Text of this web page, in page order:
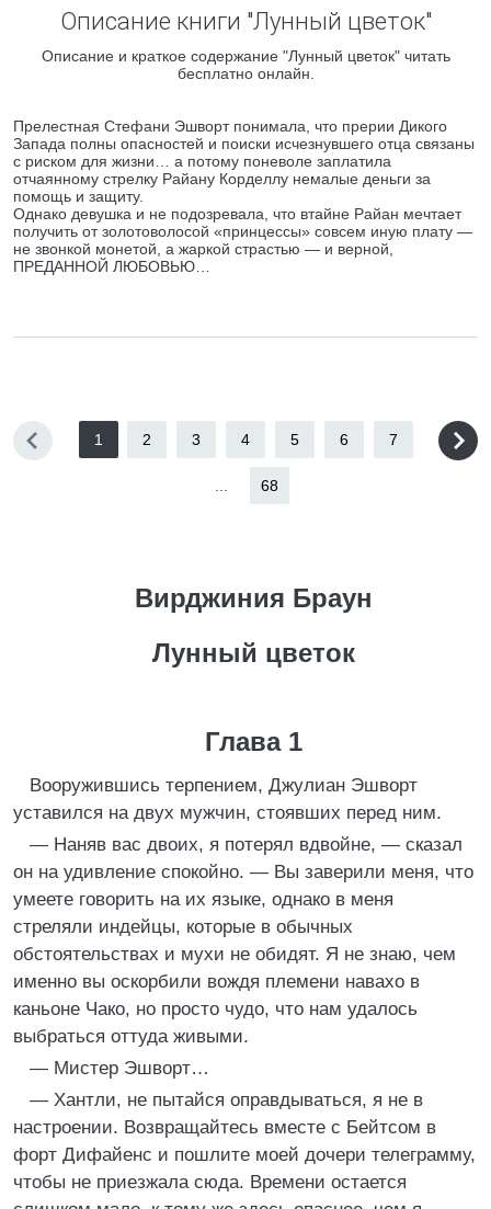
Описание книги "Лунный цветок"
Описание и краткое содержание "Лунный цветок" читать
бесплатно онлайн.
Прелестная Стефани Эшворт понимала, что прерии Дикого
Запада полны опасностей и поиски исчезнувшего отца связаны
с риском для жизни… а потому поневоле заплатила
отчаянному стрелку Райану Корделлу немалые деньги за
помощь и защиту.
Однако девушка и не подозревала, что втайне Райан мечтает
получить от золотоволосой «принцессы» совсем иную плату —
не звонкой монетой, а жаркой страстью — и верной,
ПРЕДАННОЙ ЛЮБОВЬЮ…
1 2 3 4 5 6 7
68
Вирджиния Браун
Лунный цветок
Глава 1
Вооружившись терпением, Джулиан Эшворт
уставился на двух мужчин, стоявших перед ним.
— Наняв вас двоих, я потерял вдвойне, — сказал
он на удивление спокойно. — Вы заверили меня, что
умеете говорить на их языке, однако в меня
стреляли индейцы, которые в обычных
обстоятельствах и мухи не обидят. Я не знаю, чем
именно вы оскорбили вождя племени навахо в
каньоне Чако, но просто чудо, что нам удалось
выбраться оттуда живыми.
— Мистер Эшворт…
— Хантли, не пытайся оправдываться, я не в
настроении. Возвращайтесь вместе с Бейтсом в
форт Дифайенс и пошлите моей дочери телеграмму,
чтобы не приезжала сюда. Времени остается